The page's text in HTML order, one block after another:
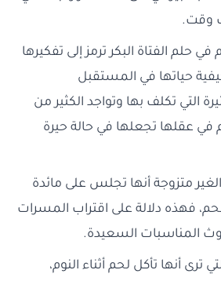
وقت.
حلم الفتاة البكر ترمز إلى تفكيرها
حياتها في المستقبل
التي تكلف بها وتواجد الكثير من
في عقلها تجعلها في حالة حيرة
متزوجة أنها تجلس على مائدة
فهذه دلالة على اقتراب المسرات
المناسبات السعيدة.
ترى أنها تأكل لحم أثناء النوم،